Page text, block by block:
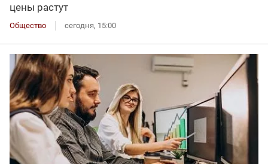
цены растут
Общество сегодня, 15:00